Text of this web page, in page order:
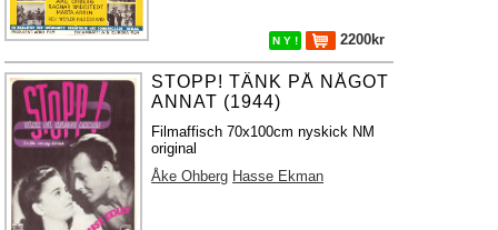
N Y ! 2200kr
STOPP! TÄNK PÅ NÅGOT
ANNAT (1944)
Filmaffisch 70x100cm nyskick NM
original
Åke Ohberg Hasse Ekman